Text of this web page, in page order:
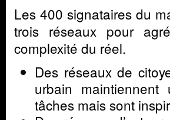
Les 400 signataires du
trois réseaux pour
complexité du réel.
Des réseaux de
urbain
tâches mais sont